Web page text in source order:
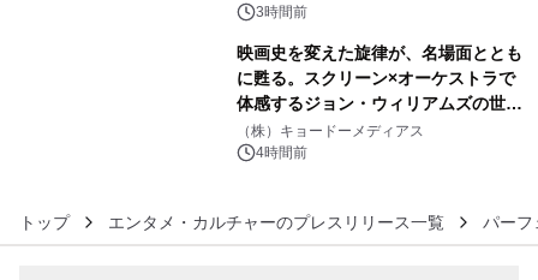
3時間前
映画史を変えた旋律が、名場面ととも
に甦る。スクリーン×オーケストラで
体感するジョン・ウィリアムズの世
界。ジョン・ウィリアムズ：シネマ・
スペクタキュラー・コンサート 開催決
（株）キョードーメディアス
4時間前
トップ エンタメ・カルチャーのプレスリリース一覧 パーフ